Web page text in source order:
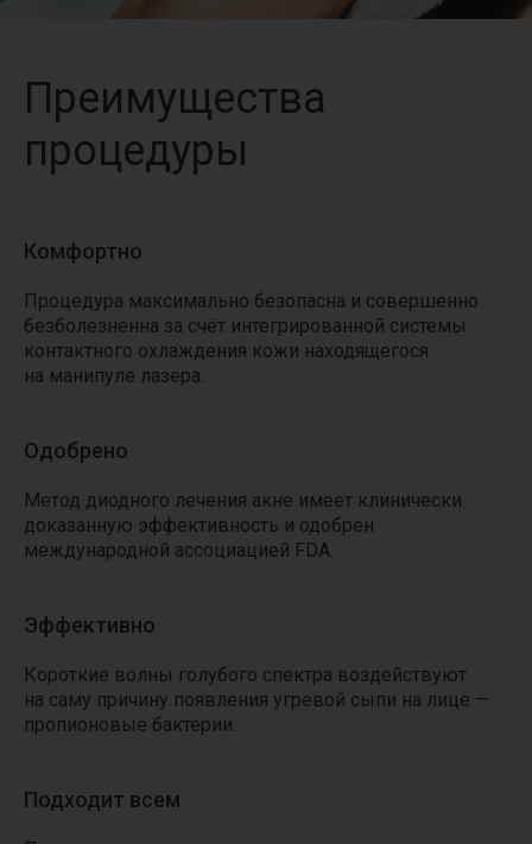
Преимущества
процедуры
Комфортно
Процедура максимально безопасна и совершенно
безболезненна за счёт интегрированной системы
контактного охлаждения кожи находящегося
на манипуле лазера.
Одобрено
Метод диодного лечения акне имеет клинически
доказанную эффективность и одобрен
международной ассоциацией FDA.
Эффективно
Короткие волны голубого спектра воздействуют
на саму причину появления угревой сыпи на лице —
пропионовые бактерии.
Подходит всем
КРАСОТА И ЗДОРОВЬЕ